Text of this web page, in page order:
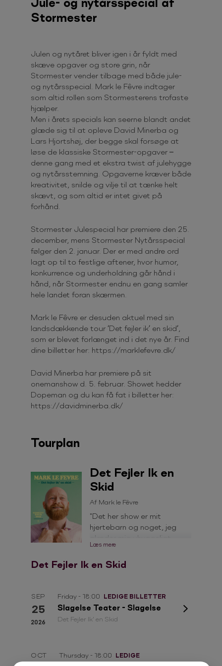
Stormester
Julen og nytåret bliver igen i år fyldt med
skæve opgaver og store grin, når
Stormester vender tilbage med både jule-
og nytårsspecial. Mark le Fêvre indtager
som altid rollen som Stormesterens trofaste
hjælper.
Men i årets specials kan seerne blandt andet
glæde sig til at opleve David Minerba og
Lars Hjortshøj, der begge skal forsøge at
løse de klassiske Stormester-opgaver –
denne gang med et ekstra twist af julehygge
og nytårsstemning. Opgaverne kræver både
kreativitet, snilde og vilje til at tænke helt
skævt, og som altid er intet givet på
forhånd.
Stormester Julespecial har premiere den 25.
december, mens Stormester Nytårsspecial
følger den 2. januar. Der er med andre ord
lagt op til to festlige aftener, hvor humor,
konkurrence og underholdning går hånd i
hånd, når Stormester endnu en gang samler
hele landet foran skærmen.
Mark le Fêvre er desuden aktuel med sin
landsdækkende tour ‘Det fejler ik’ en skid’,
som er blevet forlænget ind i det nye år. Find
dine billetter her: https://marklefevre.dk/
David Minerba har premiere på sit
onemanshow d. 5. februar. Showet hedder
Dopeman og du kan få fat i billetter her:
https://davidminerba.dk/
Tourplan
Det Fejler Ik en
Skid
Af Mark le Fêvre
"Det her show er mit
hjertebarn og noget, jeg
glæder mig uhyggeligt
meget til at lave."
Læs mere
Det Fejler Ik en Skid
SEP
25
2026
Friday - 18:00 LEDIGE BILLETTER
Slagelse Teater - Slagelse
Det Fejler Ik' en Skid
OCT Thursday - 18:00
LEDIGE